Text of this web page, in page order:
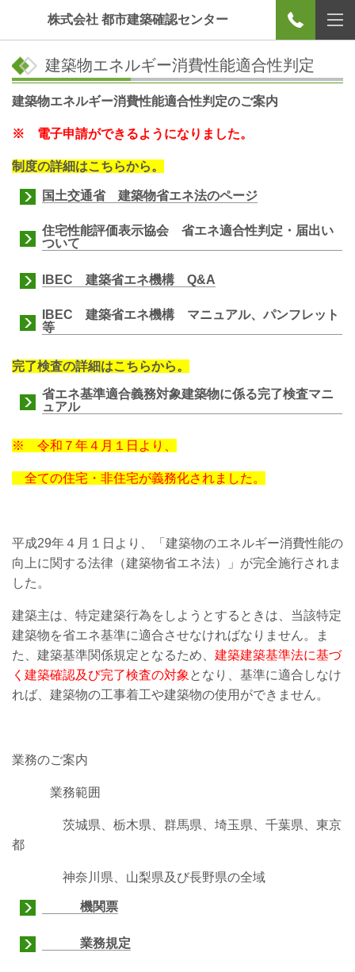
株式会社 都市建築確認センター
建築物エネルギー消費性能適合性判定
建築物エネルギー消費性能適合性判定のご案内
※ 電子申請ができるようになりました。
制度の詳細はこちらから。
国土交通省 建築物省エネ法のページ
住宅性能評価表示協会 省エネ適合性判定・届出い
ついて
IBEC 建築省エネ機構 Q&A
IBEC 建築省エネ機構 マニュアル、パンフレット
等
完了検査の詳細はこちらから。
省エネ基準適合義務対象建築物に係る完了検査マニ
ュアル
※ 令和７年４月１日より、
全ての住宅・非住宅が義務化されました 。
平成29年４月１日より、「建築物のエネルギー消費性能の
向上に関する法律（建築物省エネ法）」が完全施行されま
した。
建築主は、特定建築行為をしようとするときは、当該特定
建築物を省エネ基準に適合させなければなりません。ま
た、建築基準関係規定となるため、 建築建築基準法に基づ
く建築確認及び完了検査の対象 となり、基準に適合しなけ
れば、建築物の工事着工や建築物の使用ができません。
業務のご案内
業務範囲
茨城県、栃木県、群馬県、埼玉県、千葉県、東京
都
神奈川県、山梨県及び長野県の全域
機関票
業務規定